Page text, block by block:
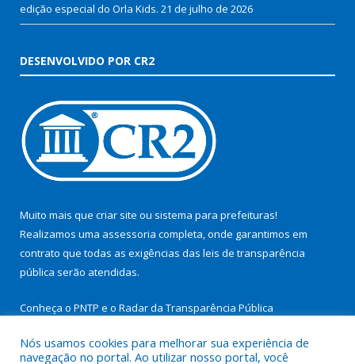
edição especial do Orla Kids. 21 de julho de 2026
DESENVOLVIDO POR CR2
Muito mais que criar site ou sistema para prefeituras!
Realizamos uma assessoria completa, onde garantimos em
contrato que todas as exigências das leis de transparência
pública serão atendidas.
Conheça o PNTP e o Radar da Transparência Pública
Nós usamos cookies para melhorar sua experiência de
navegação no portal. Ao utilizar nosso portal, você